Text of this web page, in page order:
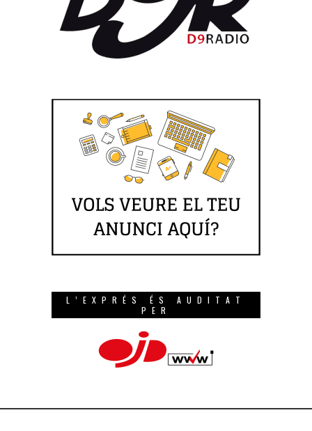
L’EXPRÉS ÉS AUDITAT
PER